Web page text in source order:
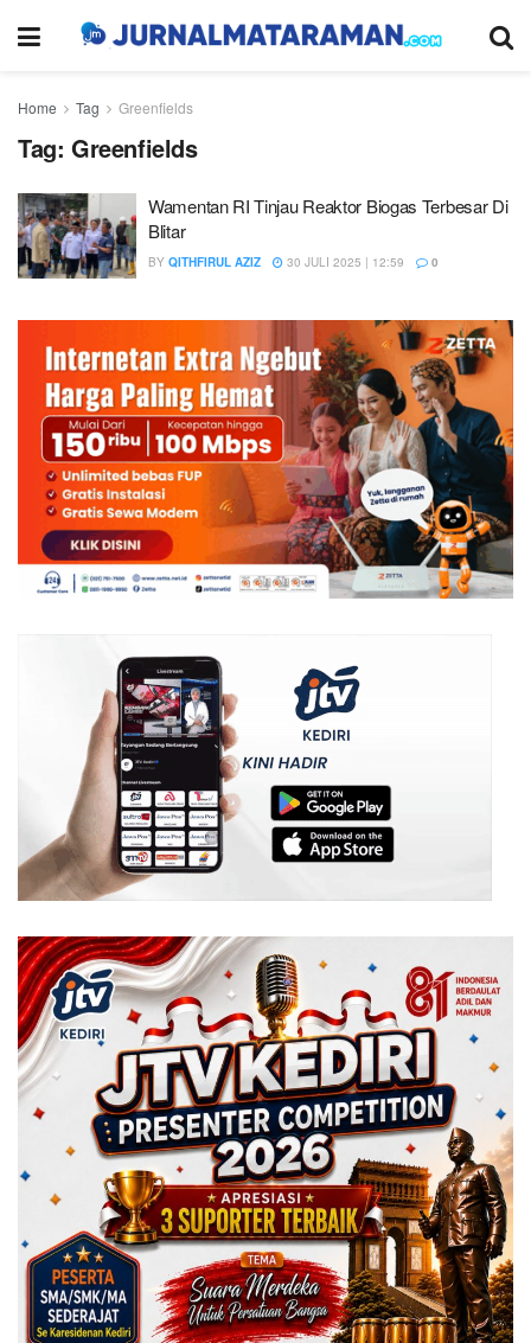
Home Tag Greenfields
Tag: Greenfields
Wamentan RI Tinjau Reaktor Biogas Terbesar Di
Blitar
BY QITHFIRUL AZIZ 30 JULI 2025 | 12:59 0